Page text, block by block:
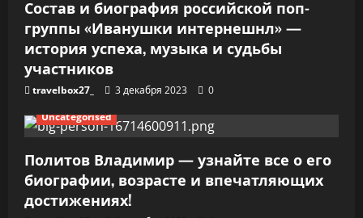
с
я
м
Состав и биография российской поп-
группы «Иванушки интернешнл» —
история успеха, музыка и судьбы
участников
travelbox27_ 3 декабря 2023
0
Uncategorised
Политов Владимир — узнайте все о его
биографии, возрасте и впечатляющих
достижениях!